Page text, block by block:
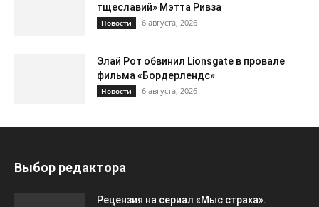
тщеславий» Мэтта Ривза
Новости 6 августа, 2026
Элай Рот обвинил Lionsgate в провале
фильма «Бордерлендс»
Новости 6 августа, 2026
Выбор редактора
Рецензия на сериал «Мыс страха».